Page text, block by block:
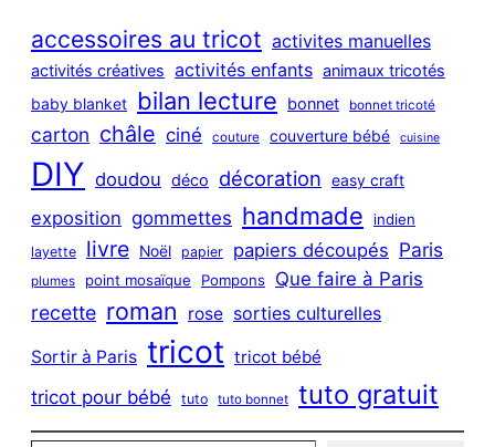
c
h
accessoires au tricot activites manuelles
activités créatives activités enfants animaux tricotés
baby blanket bilan lecture bonnet bonnet tricoté
carton châle ciné couture couverture bébé cuisine
DIY doudou déco décoration easy craft
exposition gommettes handmade indien
layette livre Noël papier papiers découpés Paris
plumes point mosaïque Pompons Que faire à Paris
recette roman rose sorties culturelles
Sortir à Paris tricot tricot bébé
tricot pour bébé tuto tuto bonnet tuto gratuit
Saisissez votre adresse e-mail…